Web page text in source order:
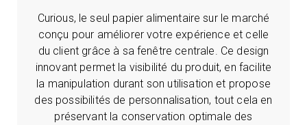
Curious, le seul papier alimentaire sur le marché
conçu pour améliorer votre expérience et celle
du client grâce à sa fenêtre centrale. Ce design
innovant permet la visibilité du produit, en facilite
la manipulation durant son utilisation et propose
des possibilités de personnalisation, tout cela en
préservant la conservation optimale des